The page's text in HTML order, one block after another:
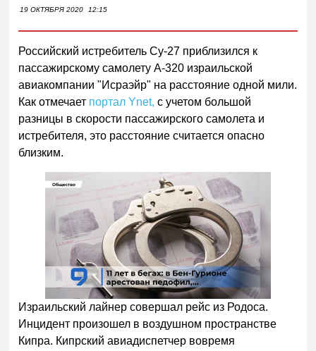
19 ОКТЯБРЯ 2020 12:15
Российский истребитель Су-27 приблизился к
пассажирскому самолету А-320 израильской
авиакомпании "Исраэйр" на расстояние одной мили.
Как отмечает портал Ynet, с учетом большой
разницы в скорости пассажирского самолета и
истребителя, это расстояние считается опасно
близким.
00:00/01:00
Израильский лайнер совершал рейс из Родоса.
Инцидент произошел в воздушном пространстве
Кипра. Кипрский авиадиспетчер вовремя